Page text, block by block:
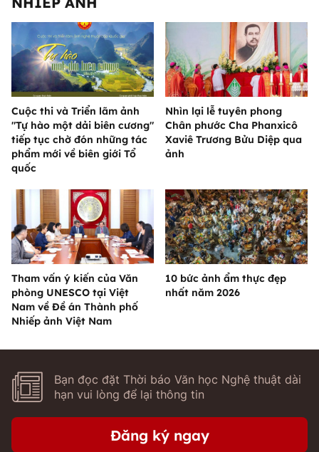
Cuộc thi và Triển lãm ảnh
"Tự hào một dải biên cương"
tiếp tục chờ đón những tác
phẩm mới về biên giới Tổ
quốc
Nhìn lại lễ tuyên phong
Chân phước Cha Phanxicô
Xaviê Trương Bửu Diệp qua
ảnh
Tham vấn ý kiến của Văn
phòng UNESCO tại Việt
Nam về Đề án Thành phố
Nhiếp ảnh Việt Nam
10 bức ảnh ẩm thực đẹp
nhất năm 2026
Bạn đọc đặt Thời báo Văn học Nghệ thuật dài
hạn vui lòng để lại thông tin
Đăng ký ngay